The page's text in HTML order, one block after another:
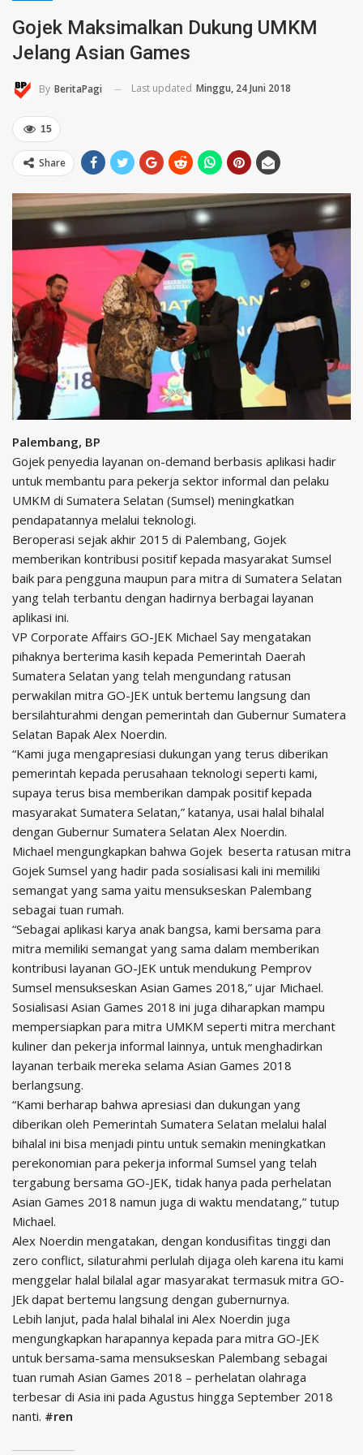
Gojek Maksimalkan Dukung UMKM
Jelang Asian Games
By BeritaPagi Last updated Minggu, 24 Juni 2018
15
Share
Palembang, BP
Gojek penyedia layanan on-demand berbasis aplikasi hadir
untuk membantu para pekerja sektor informal dan pelaku
UMKM di Sumatera Selatan (Sumsel) meningkatkan
pendapatannya melalui teknologi.
Beroperasi sejak akhir 2015 di Palembang, Gojek
memberikan kontribusi positif kepada masyarakat Sumsel
baik para pengguna maupun para mitra di Sumatera Selatan
yang telah terbantu dengan hadirnya berbagai layanan
aplikasi ini.
VP Corporate Affairs GO-JEK Michael Say mengatakan
pihaknya berterima kasih kepada Pemerintah Daerah
Sumatera Selatan yang telah mengundang ratusan
perwakilan mitra GO-JEK untuk bertemu langsung dan
bersilahturahmi dengan pemerintah dan Gubernur Sumatera
Selatan Bapak Alex Noerdin.
“Kami juga mengapresiasi dukungan yang terus diberikan
pemerintah kepada perusahaan teknologi seperti kami,
supaya terus bisa memberikan dampak positif kepada
masyarakat Sumatera Selatan,” katanya, usai halal bihalal
dengan Gubernur Sumatera Selatan Alex Noerdin.
Michael mengungkapkan bahwa Gojek beserta ratusan mitra
Gojek Sumsel yang hadir pada sosialisasi kali ini memiliki
semangat yang sama yaitu mensukseskan Palembang
sebagai tuan rumah.
“Sebagai aplikasi karya anak bangsa, kami bersama para
mitra memiliki semangat yang sama dalam memberikan
kontribusi layanan GO-JEK untuk mendukung Pemprov
Sumsel mensukseskan Asian Games 2018,” ujar Michael.
Sosialisasi Asian Games 2018 ini juga diharapkan mampu
mempersiapkan para mitra UMKM seperti mitra merchant
kuliner dan pekerja informal lainnya, untuk menghadirkan
layanan terbaik mereka selama Asian Games 2018
berlangsung.
“Kami berharap bahwa apresiasi dan dukungan yang
diberikan oleh Pemerintah Sumatera Selatan melalui halal
bihalal ini bisa menjadi pintu untuk semakin meningkatkan
perekonomian para pekerja informal Sumsel yang telah
tergabung bersama GO-JEK, tidak hanya pada perhelatan
Asian Games 2018 namun juga di waktu mendatang,” tutup
Michael.
Alex Noerdin mengatakan, dengan kondusifitas tinggi dan
zero conflict, silaturahmi perlulah dijaga oleh karena itu kami
menggelar halal bilalal agar masyarakat termasuk mitra GO-
JEk dapat bertemu langsung dengan gubernurnya.
Lebih lanjut, pada halal bihalal ini Alex Noerdin juga
mengungkapkan harapannya kepada para mitra GO-JEK
untuk bersama-sama mensukseskan Palembang sebagai
tuan rumah Asian Games 2018 – perhelatan olahraga
terbesar di Asia ini pada Agustus hingga September 2018
nanti. #ren